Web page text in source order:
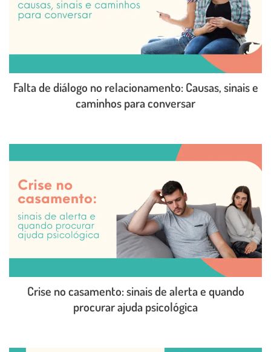
Falta de diálogo no relacionamento: Causas, sinais e
caminhos para conversar
Crise no casamento: sinais de alerta e quando
procurar ajuda psicológica